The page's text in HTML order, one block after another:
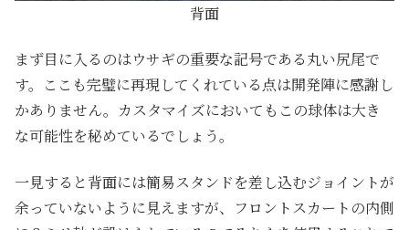
背面
まず目に入るのはウサギの重要な記号である丸い尻尾で
す。ここも完璧に再現してくれている点は開発陣に感謝し
かありません。カスタマイズにおいてもこの球体は大き
な可能性を秘めているでしょう。
一見すると背面には簡易スタンドを差し込むジョイントが
余っていないように見えますが、フロントスカートの内側